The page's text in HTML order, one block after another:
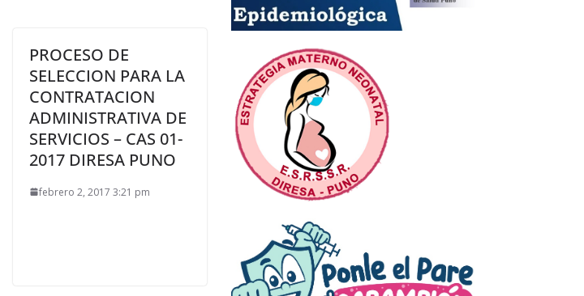
PROCESO DE
SELECCION PARA LA
CONTRATACION
ADMINISTRATIVA DE
SERVICIOS – CAS 01-
2017 DIRESA PUNO
febrero 2, 2017 3:21 pm